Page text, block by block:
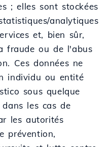
; elles sont stockées
analytiques
et, bien sûr,
fraude ou de l'abus
Ces données ne
individu ou entité
sous quelque
les cas de
les autorités
prévention,